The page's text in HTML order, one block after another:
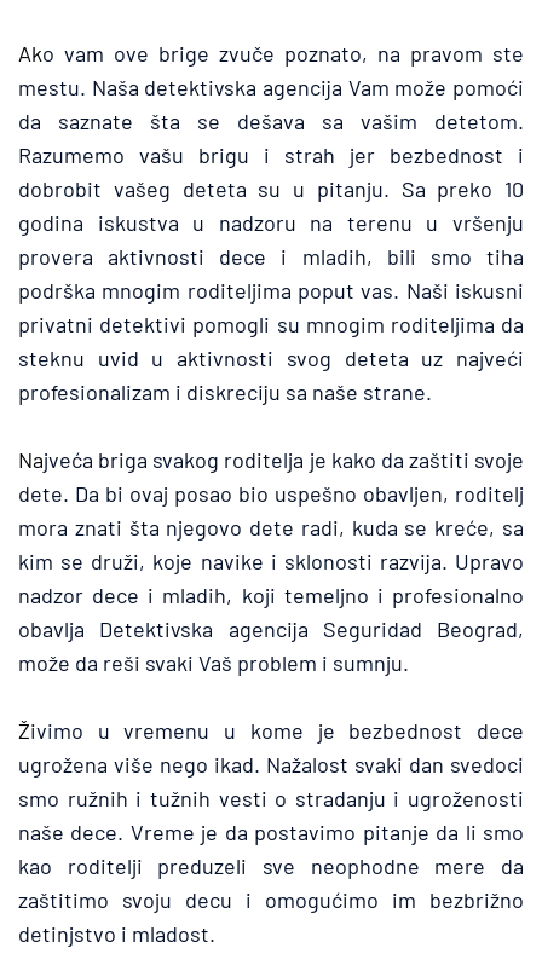
Ako vam ove brige zvuče poznato, na pravom ste
mestu. Naša detektivska agencija Vam može pomoći
da saznate šta se dešava sa vašim detetom.
Razumemo vašu brigu i strah jer bezbednost i
dobrobit vašeg deteta su u pitanju. Sa preko 10
godina iskustva u nadzoru na terenu u vršenju
provera aktivnosti dece i mladih, bili smo tiha
podrška mnogim roditeljima poput vas. Naši iskusni
privatni detektivi pomogli su mnogim roditeljima da
steknu uvid u aktivnosti svog deteta uz najveći
profesionalizam i diskreciju sa naše strane.
Najveća briga svakog roditelja je kako da zaštiti svoje
dete. Da bi ovaj posao bio uspešno obavljen, roditelj
mora znati šta njegovo dete radi, kuda se kreće, sa
kim se druži, koje navike i sklonosti razvija. Upravo
nadzor dece i mladih, koji temeljno i profesionalno
obavlja Detektivska agencija Seguridad Beograd,
može da reši svaki Vaš problem i sumnju.
Živimo u vremenu u kome je bezbednost dece
ugrožena više nego ikad. Nažalost svaki dan svedoci
smo ružnih i tužnih vesti o stradanju i ugroženosti
naše dece. Vreme je da postavimo pitanje da li smo
kao roditelji preduzeli sve neophodne mere da
zaštitimo svoju decu i omogućimo im bezbrižno
detinjstvo i mladost.